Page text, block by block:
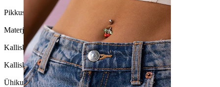
Pikkus:
Materjal: Titaan
Kalliskivi värvus:Läbipaistev
Kalliskivi tüüp:Kuubiline tsirkoonia
Ühikute arv:1